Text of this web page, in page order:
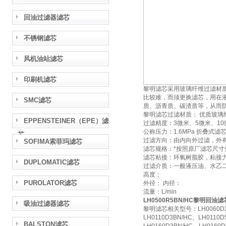
回油过滤器滤芯
不锈钢滤芯
风机油站滤芯
印刷机滤芯
SMC滤芯
EPPENSTEINER（EPE）滤
芯
SOFIMA索菲玛滤芯
DUPLOMATIC滤芯
PUROLATOR滤芯
吸油过滤器滤芯
BALSTON滤芯
黎明滤芯采用玻璃纤维过滤材
比较难，而须更换滤芯，用在
质、沥青质、碳渣质等，从而
黎明滤芯过滤材质： 优质玻璃
过滤精度：3微米、5微米、
公称压力：1.6MPa 折叠式滤芯
过滤方向：由内向外过滤，外
滤芯规格：*按照原厂滤芯尺
滤芯粘接：环氧树脂胶，粘接
过滤介质：一般液压油、水乙
高度：
外径： 内径：
流量：L/min
LH0500R5BN/HC黎明回油
黎明滤芯相关型号：
LH0110D3BN/HC、